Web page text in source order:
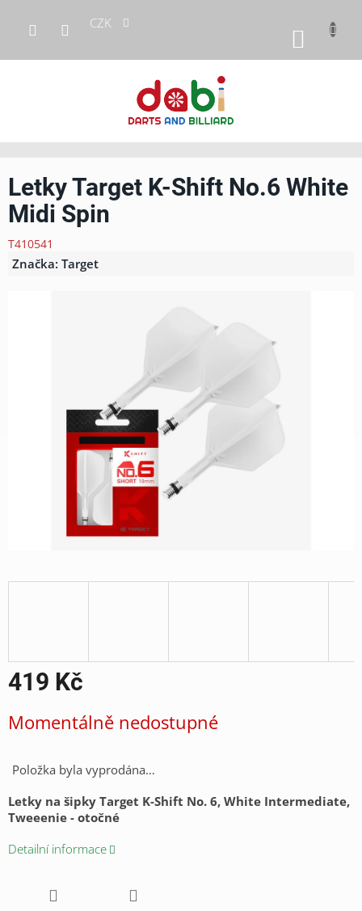
obsah
CZK
KOŠÍK
Letky Target K-Shift No.6 White
Midi Spin
T410541
Značka: Target
419 Kč
cena:
Momentálně nedostupné
Položka byla vyprodána…
Letky na šipky Target K-Shift No. 6, White Intermediate,
Tweeenie - otočné
Detailní informace